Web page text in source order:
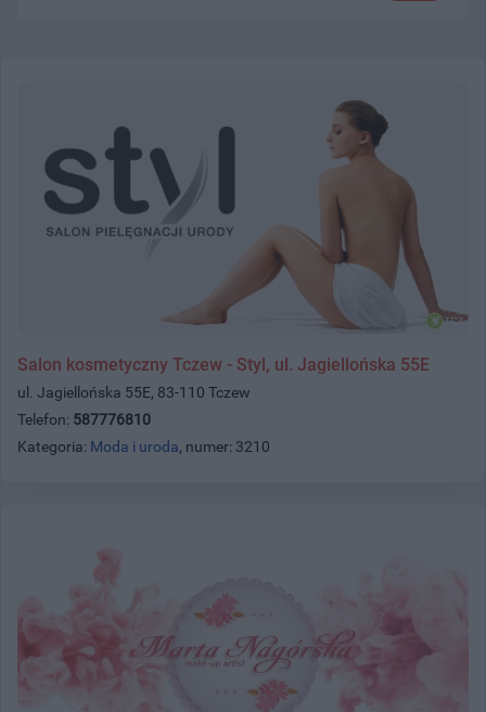
Salon kosmetyczny Tczew - Styl, ul. Jagiellońska 55E
ul. Jagiellońska 55E, 83-110 Tczew
Telefon: 587776810
Kategoria: Moda i uroda, numer: 3210